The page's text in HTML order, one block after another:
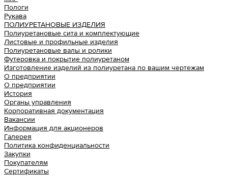
Пологи
Рукава
ПОЛИУРЕТАНОВЫЕ ИЗДЕЛИЯ
Полиуретановые сита и комплектующие
Листовые и профильные изделия
Полиуретановые валы и ролики
Футеровка и покрытие полиуретаном
Изготовление изделий из полиуретана по вашим чертежам
О предприятии
О предприятии
История
Органы управления
Корпоративная документация
Вакансии
Информация для акционеров
Галерея
Политика конфиденциальности
Закупки
Покупателям
Сертификаты